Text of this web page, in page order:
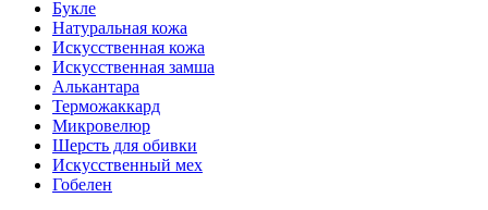
Букле
Натуральная кожа
Искусственная кожа
Искусственная замша
Алькантара
Терможаккард
Микровелюр
Шерсть для обивки
Искусственный мех
Гобелен